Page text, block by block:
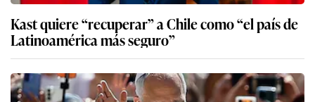
Kast quiere “recuperar” a Chile como “el país de
Latinoamérica más seguro”